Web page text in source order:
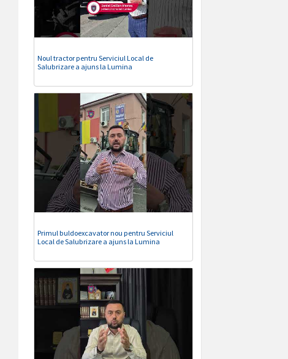
Noul tractor pentru Serviciul Local de
Salubrizare a ajuns la Lumina
Primul buldoexcavator nou pentru Serviciul
Local de Salubrizare a ajuns la Lumina